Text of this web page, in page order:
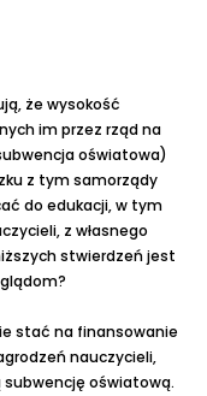
że wysokość
im przez rząd na
oświatowa)
z tym samorządy
do edukacji, w tym
z własnego
stwierdzeń jest
stać na finansowanie
nauczycieli,
oświatową.